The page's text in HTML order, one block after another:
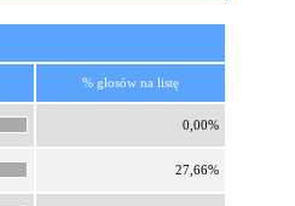
% głosów na listę
0,00%
27,66%